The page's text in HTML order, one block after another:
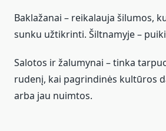
Baklažanai – reikalauja šilumos,
sunku užtikrinti. Šiltnamyje –
Salotos ir žalumynai – tinka
rudenį, kai pagrindinės kultūros
arba jau nuimtos.